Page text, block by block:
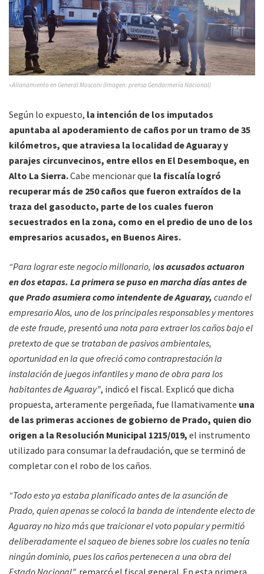
»Allanamiento en General Mosconi (Imagen: prensa Gendarmería Nacional)
Según lo expuesto, la intención de los imputados
apuntaba al apoderamiento de caños por un tramo de 35
kilómetros, que atraviesa la localidad de Aguaray y
parajes circunvecinos, entre ellos en El Desemboque, en
Alto La Sierra.Cabe mencionar que la fiscalía logró
recuperar más de 250 caños que fueron extraídos de la
traza del gasoducto, parte de los cuales fueron
secuestrados en la zona, como en el predio de uno de los
empresarios acusados, en Buenos Aires.
“Para lograr este negocio millonario, los acusados actuaron
en dos etapas. La primera se puso en marcha días antes de
que Prado asumiera como intendente de Aguaray, cuando el
empresario Alos, uno de los principales responsables y mentores
de este fraude, presentó una nota para extraer los caños bajo el
pretexto de que se trataban de pasivos ambientales,
oportunidad en la que ofreció como contraprestación la
instalación de juegos infantiles y mano de obra para los
habitantes de Aguaray”, indicó el fiscal. Explicó que dicha
propuesta, arteramente pergeñada, fue llamativamente una
de las primeras acciones de gobierno de Prado, quien dio
origen a la Resolución Municipal 1215/019, el instrumento
utilizado para consumar la defraudación, que se terminó de
completar con el robo de los caños.
“Todo esto ya estaba planificado antes de la asunción de
Prado, quien apenas se colocó la banda de intendente electo de
Aguaray no hizo más que traicionar el voto popular y permitió
deliberadamente el saqueo de bienes sobre los cuales no tenía
ningún dominio, pues los caños pertenecen a una obra del